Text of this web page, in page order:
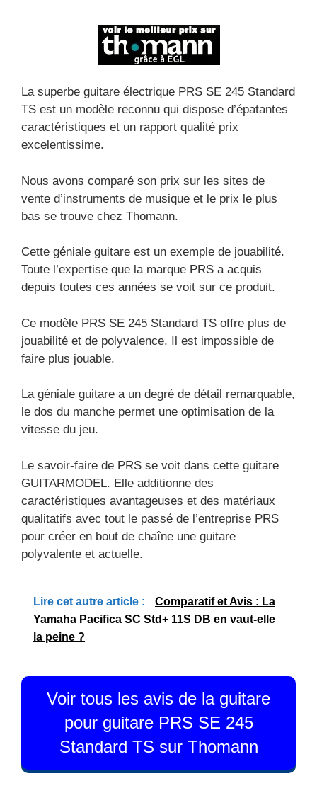
La superbe guitare électrique PRS SE 245 Standard
TS est un modèle reconnu qui dispose d’épatantes
caractéristiques et un rapport qualité prix
excelentissime.
Nous avons comparé son prix sur les sites de
vente d’instruments de musique et le prix le plus
bas se trouve chez Thomann.
Cette géniale guitare est un exemple de jouabilité.
Toute l’expertise que la marque PRS a acquis
depuis toutes ces années se voit sur ce produit.
Ce modèle PRS SE 245 Standard TS offre plus de
jouabilité et de polyvalence. Il est impossible de
faire plus jouable.
La géniale guitare a un degré de détail remarquable,
le dos du manche permet une optimisation de la
vitesse du jeu.
Le savoir-faire de PRS se voit dans cette guitare
GUITARMODEL. Elle additionne des
caractéristiques avantageuses et des matériaux
qualitatifs avec tout le passé de l’entreprise PRS
pour créer en bout de chaîne une guitare
polyvalente et actuelle.
Lire cet autre article :
Comparatif et Avis : La
Yamaha Pacifica SC Std+ 11S DB en vaut-elle
la peine ?
Voir tous les avis de la guitare
pour guitare PRS SE 245
Standard TS sur Thomann